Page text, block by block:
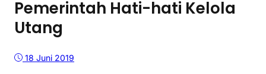
Pemerintah Hati-hati Kelola
Utang
18 Juni 2019